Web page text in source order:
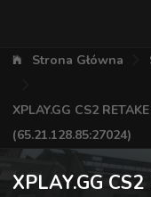
Strona Główna
XPLAY.GG CS2
(65.21.128.85:27024)
XPLAY.GG